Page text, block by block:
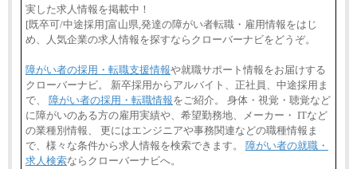
実した求人情報を掲載中！
[既卒可/中途採用]富山県,発達の障がい者転職・雇用情報をはじ
め、人気企業の求人情報を探すならクローバーナビをどうぞ。
障がい者の採用・転職支援情報や就職サポート情報をお届けする
クローバーナビ。 新卒採用からアルバイト、正社員、中途採用ま
で、 障がい者の採用・転職情報をご紹介。 身体・視覚・聴覚など
に障がいのある方の雇用実績や、希望勤務地、メーカー・ ITなど
の業種別情報、 更にはエンジニアや事務関連などの職種情報ま
で、様々な条件から求人情報を検索できます。 障がい者の就職・
求人検索ならクローバーナビへ。